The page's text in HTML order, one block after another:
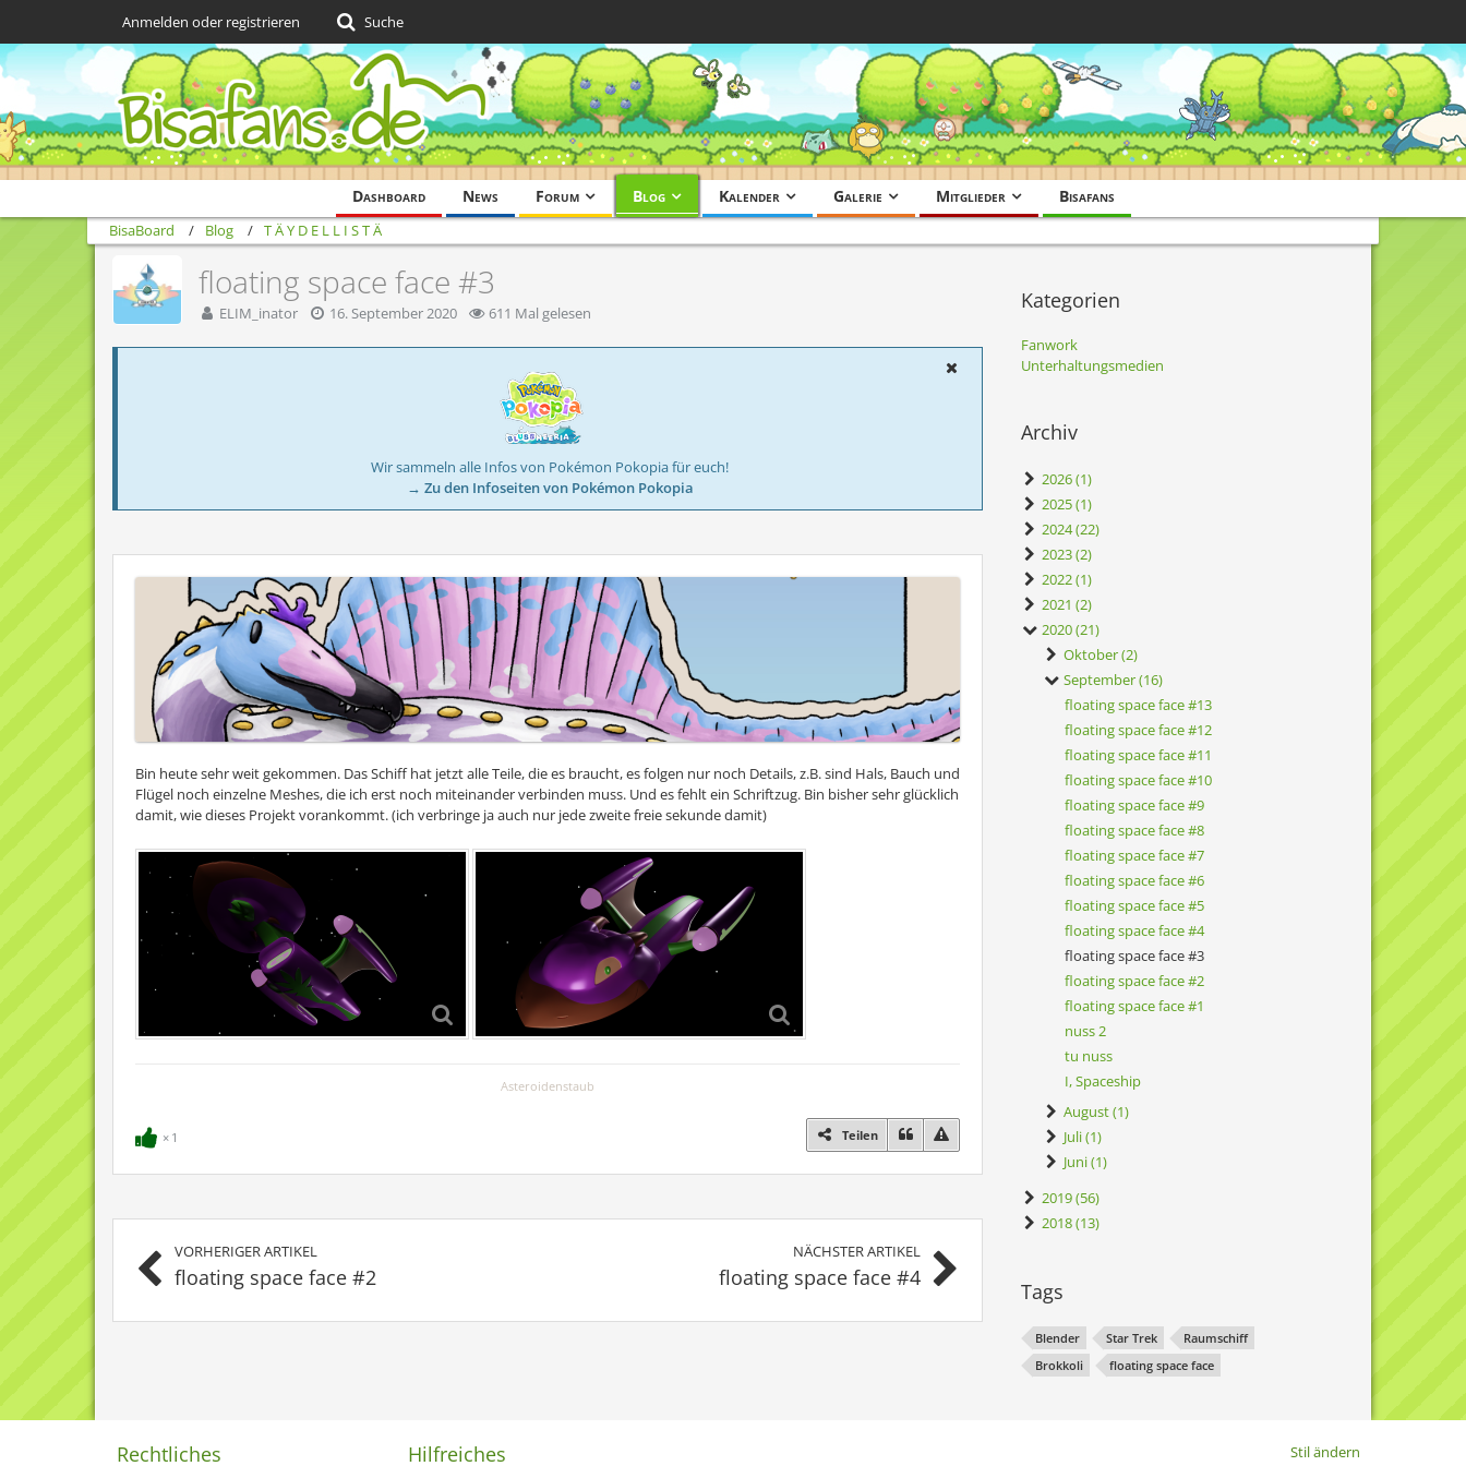
Dashboard News Forum Blog Kalender Galerie Mitglieder Bisafans
Anmelden oder registrieren Suche
BisaBoard Blog T Ä Y D E L L I S T Ä
floating space face #3
ELIM_inator 16. September 2020 611 Mal gelesen
Wir sammeln alle Infos von Pokémon Pokopia für euch!
→ Zu den Infoseiten von Pokémon Pokopia
Bin heute sehr weit gekommen. Das Schiff hat jetzt alle Teile, die es braucht, es folgen nur noch Details, z.B. sind Hals, Bauch und
Flügel noch einzelne Meshes, die ich erst noch miteinander verbinden muss. Und es fehlt ein Schriftzug. Bin bisher sehr glücklich
damit, wie dieses Projekt vorankommt. (ich verbringe ja auch nur jede zweite freie sekunde damit)
Asteroidenstaub
1 Teilen
VORHERIGER ARTIKEL
floating space face #2
NÄCHSTER ARTIKEL
floating space face #4
Kategorien
Fanwork
Unterhaltungsmedien
Archiv
2026 (1)
2025 (1)
2024 (22)
2023 (2)
2022 (1)
2021 (2)
2020 (21)
Oktober (2)
September (16)
floating space face #13
floating space face #12
floating space face #11
floating space face #10
floating space face #9
floating space face #8
floating space face #7
floating space face #6
floating space face #5
floating space face #4
floating space face #3
floating space face #2
floating space face #1
nuss 2
tu nuss
I, Spaceship
August (1)
Juli (1)
Juni (1)
2019 (56)
2018 (13)
Tags
Blender Star Trek
Raumschiff
Brokkoli
floating space face
Stil ändern
Rechtliches Hilfreiches